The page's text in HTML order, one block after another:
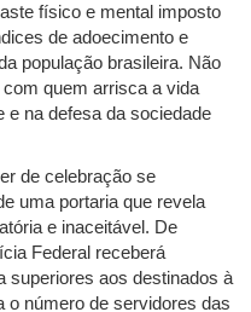
físico e mental imposto
de adoecimento e
população brasileira. Não
quem arrisca a vida
e na defesa da sociedade
de celebração se
uma portaria que revela
e inaceitável. De
Federal receberá
superiores aos destinados à
o número de servidores das